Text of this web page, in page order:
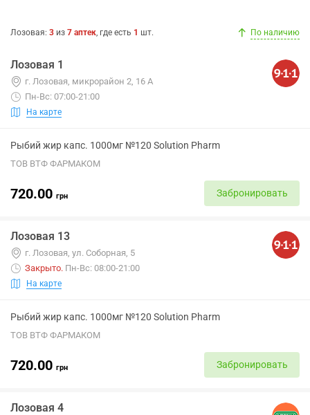
Лозовая: 3 из 7 аптек, где есть 1 шт. По наличию
Лозовая 1
г. Лозовая, микрорайон 2, 16 А
Пн-Вс: 07:00-21:00
На карте
Рыбий жир капс. 1000мг №120 Solution Pharm
ТОВ ВТФ ФАРМАКОМ
720.00 грн Забронировать
Лозовая 13
г. Лозовая, ул. Соборная, 5
Закрыто. Пн-Вс: 08:00-21:00
На карте
Рыбий жир капс. 1000мг №120 Solution Pharm
ТОВ ВТФ ФАРМАКОМ
720.00 грн Забронировать
Лозовая 4